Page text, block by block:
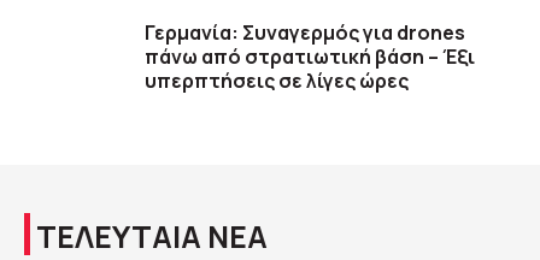
Γερμανία: Συναγερμός για drones
πάνω από στρατιωτική βάση – Έξι
υπερπτήσεις σε λίγες ώρες
ΤΕΛΕΥΤΑΙΑ ΝΕΑ